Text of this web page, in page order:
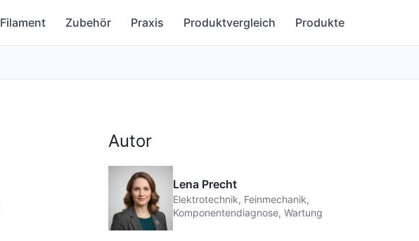
Filament Zubehör Praxis Produktvergleich Produkte
Autor
Lena Precht
Elektrotechnik, Feinmechanik,
Komponentendiagnose, Wartung